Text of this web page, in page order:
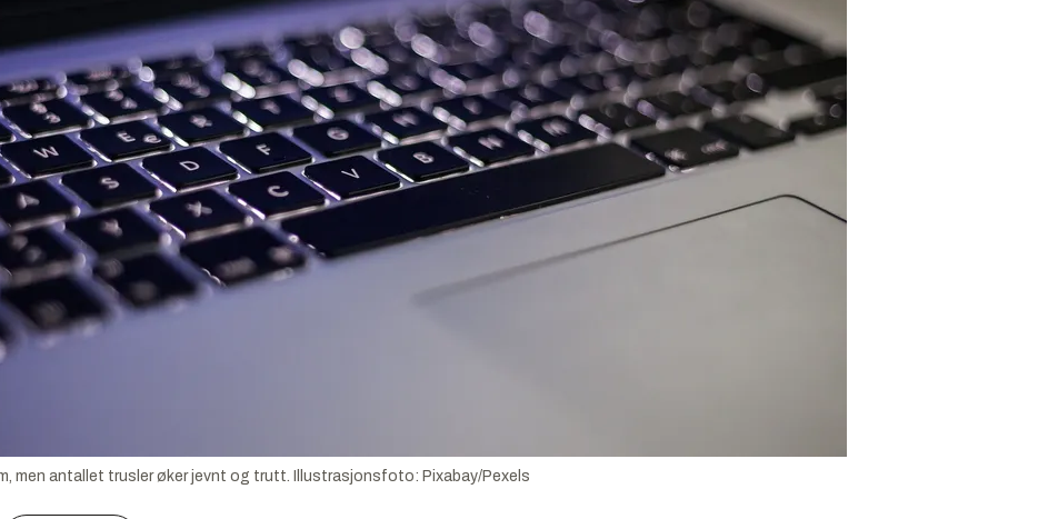
men antallet trusler øker jevnt og trutt. Illustrasjonsfoto: Pixabay/Pexels